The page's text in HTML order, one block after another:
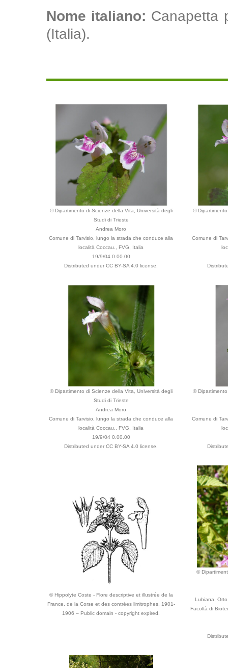
Nome italiano: Canapetta
(Italia).
© Dipartimento di Scienze della Vita, Università degli
Studi di Trieste
Andrea Moro
Comune di Tarvisio, lungo la strada che conduce alla
località Coccau., FVG, Italia
19/9/04 0.00.00
Distributed under CC BY-SA 4.0 license.
©
Comune di
© Dipartimento di Scienze della Vita, Università degli
Studi di Trieste
Andrea Moro
Comune di Tarvisio, lungo la strada che conduce alla
località Coccau., FVG, Italia
19/9/04 0.00.00
Distributed under CC BY-SA 4.0 license.
©
Comune di
© Hippolyte Coste - Flore descriptive et illustrée de la
France, de la Corse et des contrées limitrophes, 1901-
1906 – Public domain - copyright expired.
©
Lubiana,
Facoltà di